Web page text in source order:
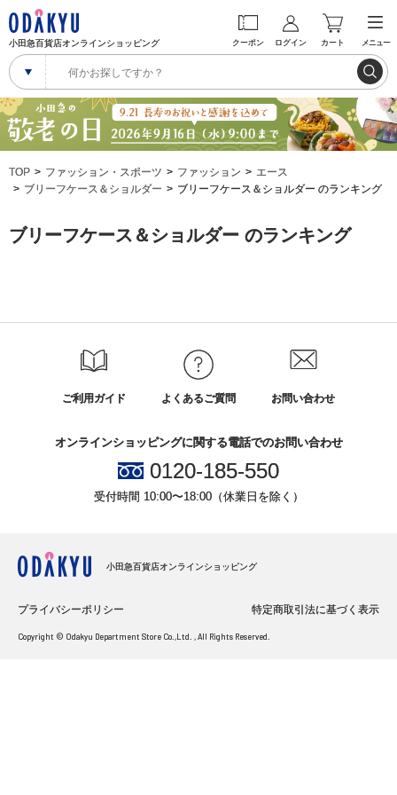
小田急百貨店オンラインショッピング クーポン ログイン カート メニュー
TOP ファッション・スポーツ ファッション
エース
ブリーフケース＆ショルダー
ブリーフケース＆ショルダー のランキング
ブリーフケース＆ショルダー のランキング
ご利用ガイド よくあるご質問 お問い合わせ
オンラインショッピングに関する電話でのお問い合わせ
0120-185-550
受付時間 10:00〜18:00（休業日を除く）
小田急百貨店オンラインショッピング
プライバシーポリシー 特定商取引法に基づく表示
Copyright © Odakyu Department Store Co.,Ltd. , All Rights Reserved.